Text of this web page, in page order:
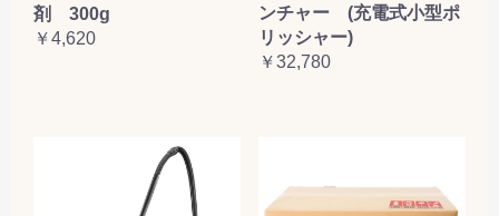
剤 300g
￥4,620
ンチャー (充電式小型ポ
リッシャー)
￥32,780